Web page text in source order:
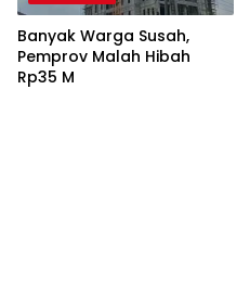
Banyak Warga Susah,
Pemprov Malah Hibah
Rp35 M